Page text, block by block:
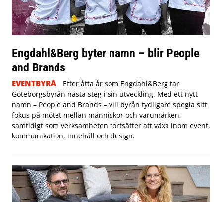
Engdahl&Berg byter namn – blir People
and Brands
EVENTBYRÅ
Efter åtta år som Engdahl&Berg tar
Göteborgsbyrån nästa steg i sin utveckling. Med ett nytt
namn – People and Brands – vill byrån tydligare spegla sitt
fokus på mötet mellan människor och varumärken,
samtidigt som verksamheten fortsätter att växa inom event,
kommunikation, innehåll och design.